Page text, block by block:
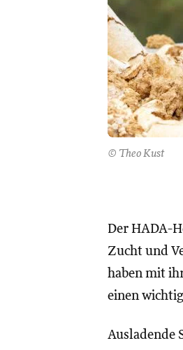
© Theo Kust
Der HADA-
Zucht und
haben mit
einen
Ausladende